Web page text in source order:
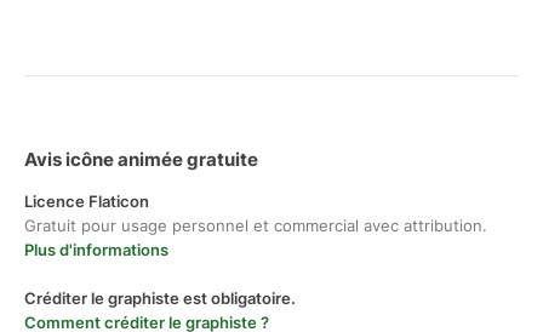
Avis icône animée gratuite
Licence Flaticon
Gratuit pour usage personnel et commercial avec attribution.
Plus d'informations
Créditer le graphiste est obligatoire.
Comment créditer le graphiste ?